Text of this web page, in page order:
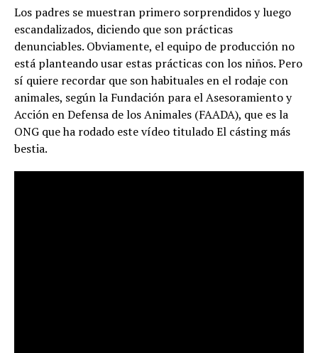
Los padres se muestran primero sorprendidos y luego
escandalizados, diciendo que son prácticas
denunciables. Obviamente, el equipo de producción no
está planteando usar estas prácticas con los niños. Pero
sí quiere recordar que son habituales en el rodaje con
animales, según la Fundación para el Asesoramiento y
Acción en Defensa de los Animales (FAADA), que es la
ONG que ha rodado este vídeo titulado El cásting más
bestia.